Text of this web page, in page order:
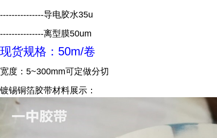
---------------导电胶水35u
---------------离型膜50um
现货规格：50m/卷
宽度：5~300mm可定做分切
镀锡铜箔胶带材料展示：